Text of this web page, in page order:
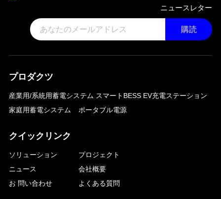
ニュースレター
購読
プロダクツ
産業用/系統用蓄電システム スマートBESS EV充電ステーション
家庭用蓄電システム
ポータブル電源
クイックリンク
ソリューション
プロジェクト
ニュース
会社概要
お 問い合わせ
よくある質問